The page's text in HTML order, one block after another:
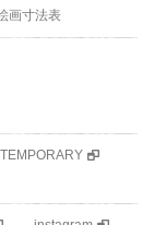
画寸法表